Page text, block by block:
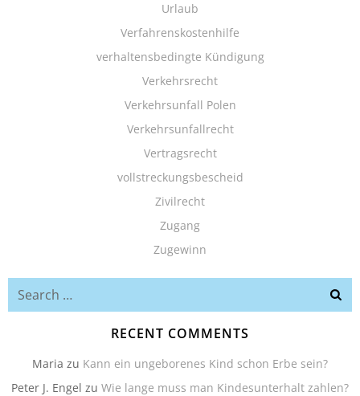
Urlaub
Verfahrenskostenhilfe
verhaltensbedingte Kündigung
Verkehrsrecht
Verkehrsunfall Polen
Verkehrsunfallrecht
Vertragsrecht
vollstreckungsbescheid
Zivilrecht
Zugang
Zugewinn
Search
RECENT COMMENTS
Maria zu Kann ein ungeborenes Kind schon Erbe sein?
Peter J. Engel zu Wie lange muss man Kindesunterhalt zahlen?